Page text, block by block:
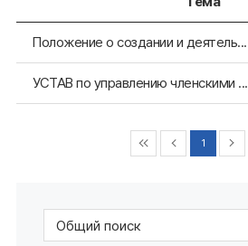
Положение о создании и деятель...
УСТАВ по управлению членскими ...
1